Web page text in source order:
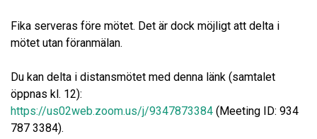
Fika serveras före mötet. Det är dock möjligt att delta i
mötet utan föranmälan.
Du kan delta i distansmötet med denna länk (samtalet
öppnas kl. 12):
https://us02web.zoom.us/j/9347873384 (Meeting ID: 934
787 3384).